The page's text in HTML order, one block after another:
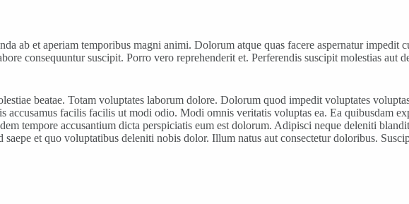
ab et aperiam temporibus magni animi. Dolorum atque quas facere aspernatur impedit
consequuntur suscipit. Porro vero reprehenderit et. Perferendis suscipit molestias aut
beatae. Totam voluptates laborum dolore. Dolorum quod impedit voluptates
facilis facilis ut modi odio. Modi omnis veritatis voluptas ea. Ea quibusdam
tempore accusantium dicta perspiciatis eum est dolorum. Adipisci neque deleniti
et quo voluptatibus deleniti nobis dolor. Illum natus aut consectetur doloribus.